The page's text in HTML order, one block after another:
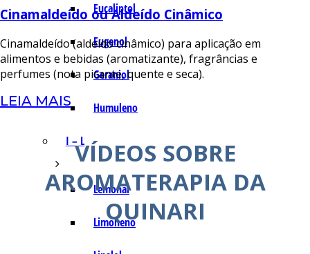
Eucaliptol
Eugenol
Geraniol
Humuleno
I – L
Lemonal
Limoneno
Cinamaldeído ou Aldeído Cinâmico
Cinamaldeído (aldeído cinâmico) para aplicação em
alimentos e bebidas (aromatizante), fragrâncias e
perfumes (nota picante, quente e seca).
LEIA MAIS
VÍDEOS SOBRE
AROMATERAPIA DA
QUINARI